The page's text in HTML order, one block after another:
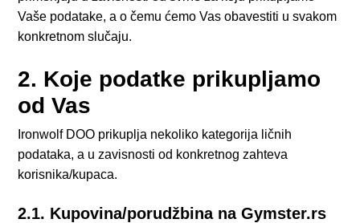
Vaše podatake, a o čemu ćemo Vas obavestiti u svakom
konkretnom slučaju.
2. Koje podatke prikupljamo
od Vas
Ironwolf DOO prikuplja nekoliko kategorija ličnih
podataka, a u zavisnosti od konkretnog zahteva
korisnika/kupaca.
2.1. Kupovina/porudžbina na Gymster.rs